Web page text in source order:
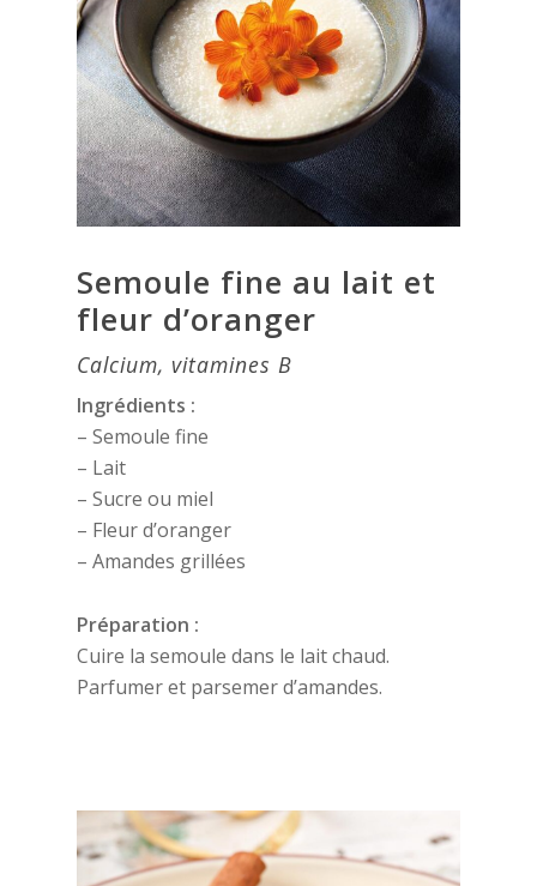
Semoule fine au lait et
fleur d’oranger
Calcium, vitamines B
Ingrédients :
– Semoule fine
– Lait
– Sucre ou miel
– Fleur d’oranger
– Amandes grillées
Préparation :
Cuire la semoule dans le lait chaud.
Parfumer et parsemer d’amandes.